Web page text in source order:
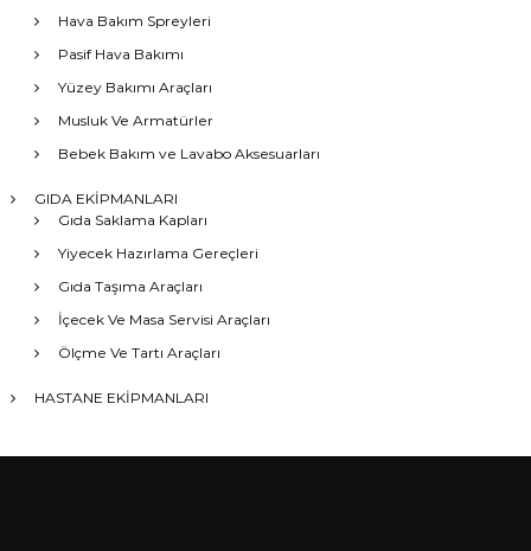
Hava Bakım Spreyleri
Pasif Hava Bakımı
Yüzey Bakımı Araçları
Musluk Ve Armatürler
Bebek Bakım ve Lavabo Aksesuarları
GIDA EKİPMANLARI
Gıda Saklama Kapları
Yiyecek Hazırlama Gereçleri
Gıda Taşıma Araçları
İçecek Ve Masa Servisi Araçları
Ölçme Ve Tartı Araçları
HASTANE EKİPMANLARI